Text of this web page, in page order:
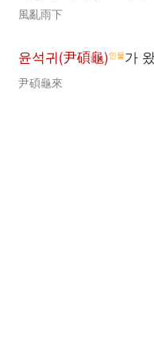
風亂雨下
윤석귀(尹碩龜)인물가
尹碩龜來